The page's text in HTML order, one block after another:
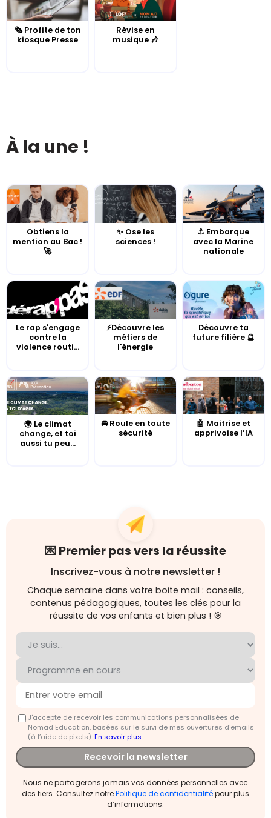
🗞️ Profite de ton
kiosque Presse
Révise en
musique 🎶
À la une !
Obtiens la
mention au Bac !
🚀
✨ Ose les
sciences !
⚓️ Embarque
avec la Marine
nationale
Le rap s'engage
contre la
violence routi...
⚡Découvre les
métiers de
l'énergie
Découvre ta
future filière 🔮
🌍 Le climat
change, et toi
aussi tu peu...
🚘 Roule en toute
sécurité
🤖 Maitrise et
apprivoise l’IA
💌 Premier pas vers la réussite
Inscrivez-vous à notre newsletter !
Chaque semaine dans votre boite mail : conseils,
contenus pédagogiques, toutes les clés pour la
réussite de vos enfants et bien plus ! 🎯
J'accepte de recevoir les communications personnalisées de
Nomad Education, basées sur le suivi de mes ouvertures d'emails
(à l’aide de pixels).En savoir plus
Recevoir la newsletter
Nous ne partagerons jamais vos données personnelles avec
des tiers. Consultez notrePolitique de confidentialitépour plus
d’informations.